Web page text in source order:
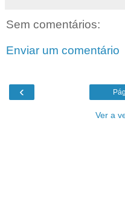
Sem comentários:
Enviar um comentário
‹
Ver a